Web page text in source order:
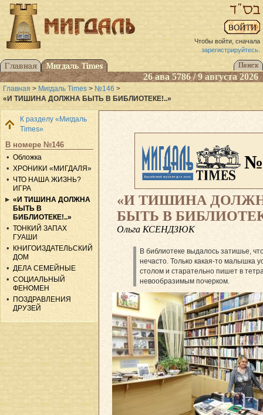
Чтобы войти, сначала
зарегистрируйтесь.
26 ава 5786 / 9 августа 2026
Главная > Мигдаль Times > №146 >
«И ТИШИНА ДОЛЖНА БЫТЬ В БИБЛИОТЕКЕ!..»
К разделу «Мигдаль
Times»
В номере №146
Обложка
ХРОНИКИ «МИГДАЛЯ»
ЧТО НАША ЖИЗНЬ?
ИГРА
«И ТИШИНА ДОЛЖНА
БЫТЬ В
БИБЛИОТЕКЕ!..»
ТОНКИЙ ЗАПАХ
ГУАШИ
КНИГОИЗДАТЕЛЬСКИЙ
ДОМ
ДЕЛА СЕМЕЙНЫЕ
СОЦИАЛЬНЫЙ
ФЕНОМЕН
ПОЗДРАВЛЕНИЯ
ДРУЗЕЙ
«И ТИШИНА
БЫТЬ В
Ольга КСЕНДЗЮК
В библиотеке выдалось затишье,
нечасто. Только какая-то малышка
столом и старательно пишет в
невообразимым почерком.